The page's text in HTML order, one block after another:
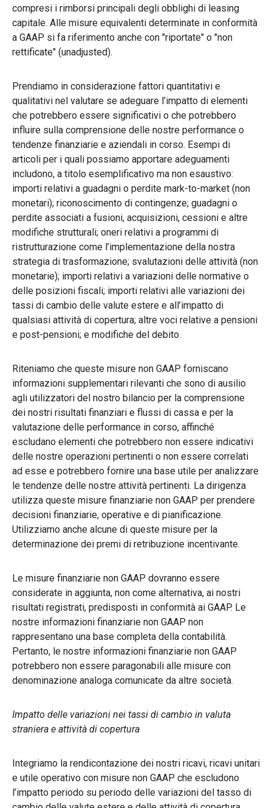
compresi i rimborsi principali degli obblighi di leasing
capitale. Alle misure equivalenti determinate in conformità
a GAAP si fa riferimento anche con "riportate" o "non
rettificate" (unadjusted).
Prendiamo in considerazione fattori quantitativi e
qualitativi nel valutare se adeguare l’impatto di elementi
che potrebbero essere significativi o che potrebbero
influire sulla comprensione delle nostre performance o
tendenze finanziarie e aziendali in corso. Esempi di
articoli per i quali possiamo apportare adeguamenti
includono, a titolo esemplificativo ma non esaustivo:
importi relativi a guadagni o perdite mark-to-market (non
monetari); riconoscimento di contingenze; guadagni o
perdite associati a fusioni, acquisizioni, cessioni e altre
modifiche strutturali; oneri relativi a programmi di
ristrutturazione come l’implementazione della nostra
strategia di trasformazione; svalutazioni delle attività (non
monetarie); importi relativi a variazioni delle normative o
delle posizioni fiscali; importi relativi alle variazioni dei
tassi di cambio delle valute estere e all’impatto di
qualsiasi attività di copertura; altre voci relative a pensioni
e post-pensioni; e modifiche del debito.
Riteniamo che queste misure non GAAP forniscano
informazioni supplementari rilevanti che sono di ausilio
agli utilizzatori del nostro bilancio per la comprensione
dei nostri risultati finanziari e flussi di cassa e per la
valutazione delle performance in corso, affinché
escludano elementi che potrebbero non essere indicativi
delle nostre operazioni pertinenti o non essere correlati
ad esse e potrebbero fornire una base utile per analizzare
le tendenze delle nostre attività pertinenti. La dirigenza
utilizza queste misure finanziarie non GAAP per prendere
decisioni finanziarie, operative e di pianificazione.
Utilizziamo anche alcune di queste misure per la
determinazione dei premi di retribuzione incentivante.
Le misure finanziarie non GAAP dovranno essere
considerate in aggiunta, non come alternativa, ai nostri
risultati registrati, predisposti in conformità ai GAAP. Le
nostre informazioni finanziarie non GAAP non
rappresentano una base completa della contabilità.
Pertanto, le nostre informazioni finanziarie non GAAP
potrebbero non essere paragonabili alle misure con
denominazione analoga comunicate da altre società.
Impatto delle variazioni nei tassi di cambio in valuta
straniera e attività di copertura
Integriamo la rendicontazione dei nostri ricavi, ricavi unitari
e utile operativo con misure non GAAP che escludono
l’impatto periodo su periodo delle variazioni del tasso di